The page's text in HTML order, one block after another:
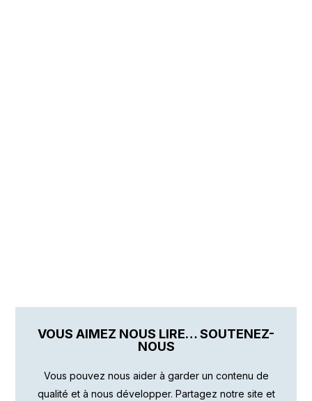
VOUS AIMEZ NOUS LIRE… SOUTENEZ-
NOUS
Vous pouvez nous aider à garder un contenu de
qualité et à nous développer. Partagez notre site et